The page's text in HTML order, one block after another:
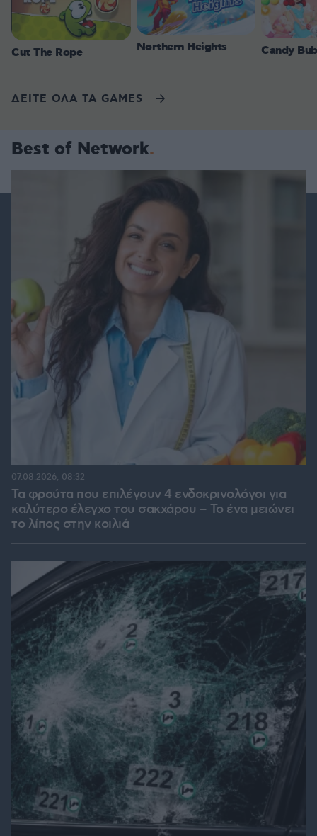
Cut The Rope Northern Heights Candy
ΔΕΙΤΕ ΟΛΑ ΤΑ GAMES
Best of Network
Τα φρούτα που επιλέγουν 4 ενδοκρινολόγοι για
καλύτερο έλεγχο του σακχάρου – Το ένα μειώνει
το λίπος στην κοιλιά
07.08.2026, 08:32